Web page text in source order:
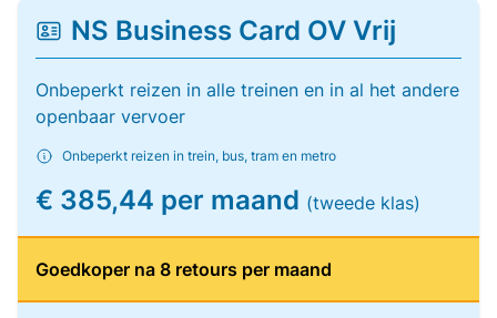
NS Business Card OV Vrij
Onbeperkt reizen in alle treinen en in al het andere
openbaar vervoer
Onbeperkt reizen in trein, bus, tram en metro
€ 385,44 per maand (tweede klas)
Goedkoper na 8 retours per maand